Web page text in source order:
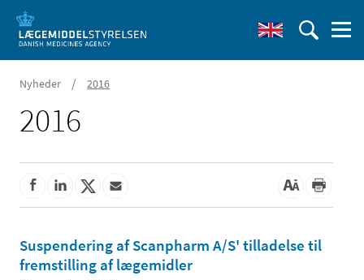
Nyheder / 2016
2016
Suspendering af Scanpharm A/S' tilladelse til
fremstilling af lægemidler